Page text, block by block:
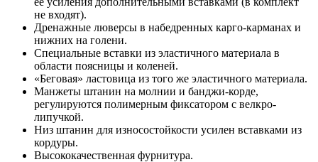
не входят).
Дренажные люверсы в набедренных карго-карманах и
нижних на голени.
Специальные вставки из эластичного материала в
области поясницы и коленей.
«Беговая» ластовица из того же эластичного материала.
Манжеты штанин на молнии и банджи-корде,
регулируются полимерным фиксатором с велкро-
липучкой.
Низ штанин для износостойкости усилен вставками из
кордуры.
Высококачественная фурнитура.